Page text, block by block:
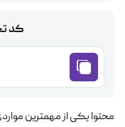
کد
محتوا یکی از مهمترین